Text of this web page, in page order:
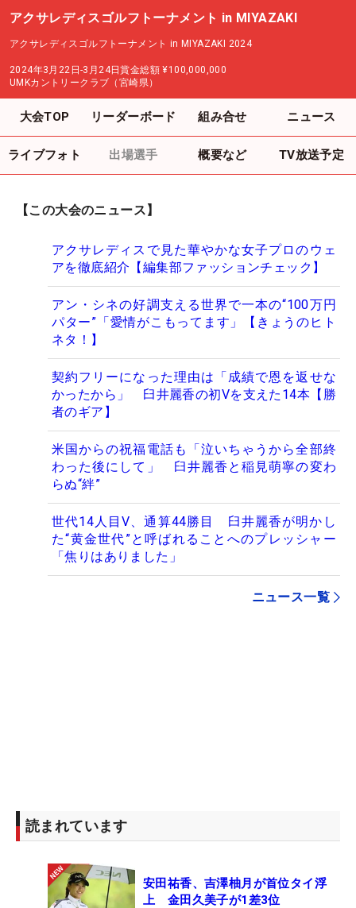
アクサレディスゴルフトーナメント in MIYAZAKI
アクサレディスゴルフトーナメント in MIYAZAKI 2024
2024年3月22日-3月24日賞金総額 ¥100,000,000
UMKカントリークラブ（宮崎県）
大会TOP リーダーボード 組み合せ ニュース
ライブフォト 出場選手 概要など TV放送予定
【この大会のニュース】
アクサレディスで見た華やかな女子プロのウェ
アを徹底紹介【編集部ファッションチェック】
アン・シネの好調支える世界で一本の“100万円
パター”「愛情がこもってます」【きょうのヒト
ネタ！】
契約フリーになった理由は「成績で恩を返せな
かったから」 臼井麗香の初Vを支えた14本【勝
者のギア】
米国からの祝福電話も「泣いちゃうから全部終
わった後にして」 臼井麗香と稲見萌寧の変わ
らぬ“絆”
世代14人目V、通算44勝目 臼井麗香が明かし
た“黄金世代”と呼ばれることへのプレッシャー
「焦りはありました」
ニュース一覧
読まれています
安田祐香、吉澤柚月が首位タイ浮
上 金田久美子が1差3位